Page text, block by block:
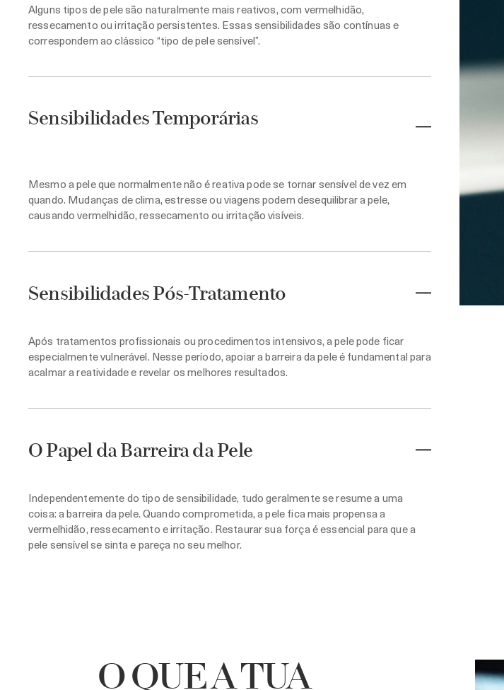
Alguns tipos de pele são naturalmente mais reativos, com vermelhidão,
ressecamento ou irritação persistentes. Essas sensibilidades são contínuas e
correspondem ao clássico “tipo de pele sensível”.
Sensibilidades Temporárias
Mesmo a pele que normalmente não é reativa pode se tornar sensível de vez em
quando. Mudanças de clima, estresse ou viagens podem desequilibrar a pele,
causando vermelhidão, ressecamento ou irritação visíveis.
Sensibilidades Pós-Tratamento
Após tratamentos profissionais ou procedimentos intensivos, a pele pode ficar
especialmente vulnerável. Nesse período, apoiar a barreira da pele é fundamental para
acalmar a reatividade e revelar os melhores resultados.
O Papel da Barreira da Pele
Independentemente do tipo de sensibilidade, tudo geralmente se resume a uma
coisa: a barreira da pele. Quando comprometida, a pele fica mais propensa a
vermelhidão, ressecamento e irritação. Restaurar sua força é essencial para que a
pele sensível se sinta e pareça no seu melhor.
O QUE A TUA